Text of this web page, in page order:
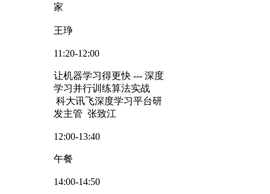
家
王琤
11:20-12:00
让机器学习得更快 --- 深度
学习并行训练算法实战
科大讯飞深度学习平台研
发主管 张致江
12:00-13:40
午餐
14:00-14:50